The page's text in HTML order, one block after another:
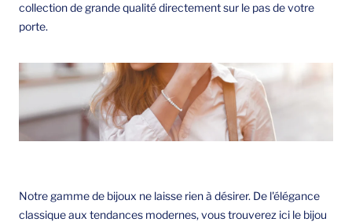
collection de grande qualité directement sur le pas de votre
porte.
Notre gamme de bijoux ne laisse rien à désirer. De l'élégance
classique aux tendances modernes, vous trouverez ici le bijou